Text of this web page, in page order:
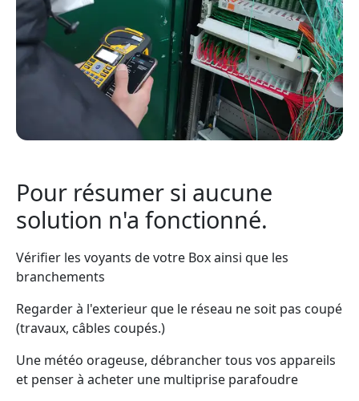
Pour résumer si aucune
solution n'a fonctionné.
Vérifier les voyants de votre Box ainsi que les
branchements
Regarder à l'exterieur que le réseau ne soit pas coupé
(travaux, câbles coupés.)
Une météo orageuse, débrancher tous vos appareils
et penser à acheter une multiprise parafoudre